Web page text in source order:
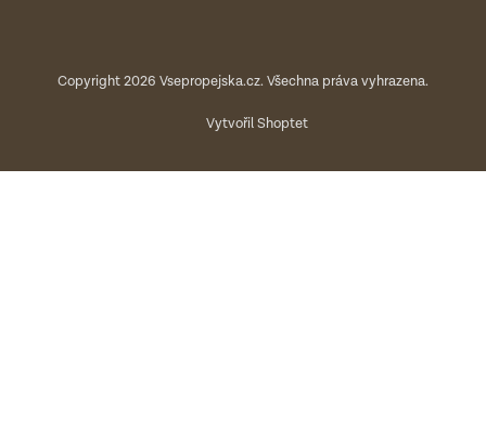
Vytvořil Shoptet
Copyright 2026 Vsepropejska.cz. Všechna práva vyhrazena.